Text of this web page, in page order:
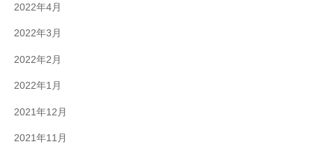
2022年4月
2022年3月
2022年2月
2022年1月
2021年12月
2021年11月